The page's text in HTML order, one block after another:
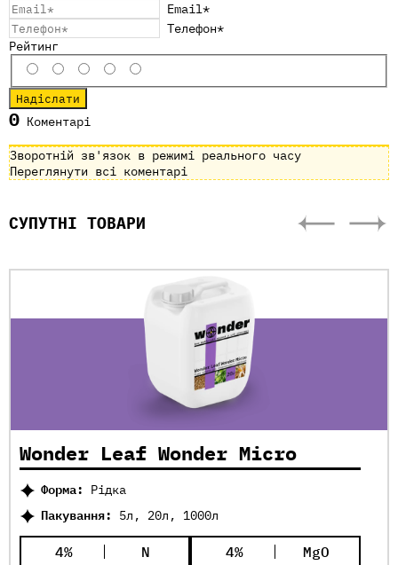
Email*
Телефон*
Рейтинг
0 Коментарі
Зворотній зв'язок в режимі реального часу
Переглянути всі коментарі
СУПУТНІ ТОВАРИ
Wonder Leaf Wonder Micro
Форма:
Рідка
Пакування:
5л, 20л, 1000л
4% N 4% MgO